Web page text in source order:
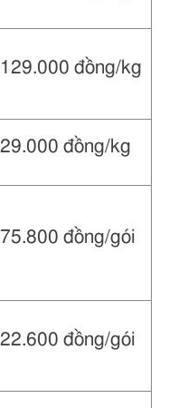
129.000 đồng/kg
29.000 đồng/kg
75.800 đồng/gói
22.600 đồng/gói